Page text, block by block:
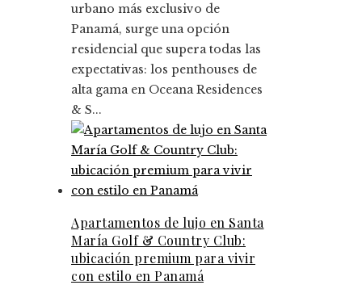
urbano más exclusivo de
Panamá, surge una opción
residencial que supera todas las
expectativas: los penthouses de
alta gama en Oceana Residences
& S...
Apartamentos de lujo en Santa
María Golf & Country Club:
ubicación premium para vivir
con estilo en Panamá